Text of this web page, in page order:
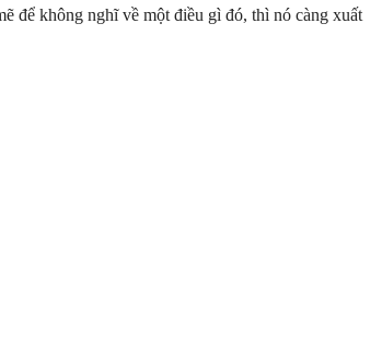
để không nghĩ về một điều gì đó, thì nó càng xuất